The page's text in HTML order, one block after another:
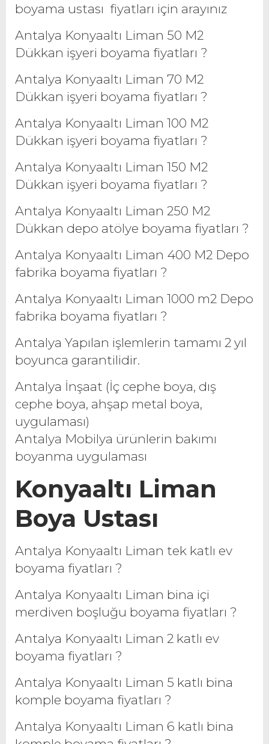
boyama ustası fiyatları için arayınız
Antalya Konyaaltı Liman 50 M2
Dükkan işyeri boyama fiyatları ?
Antalya Konyaaltı Liman 70 M2
Dükkan işyeri boyama fiyatları ?
Antalya Konyaaltı Liman 100 M2
Dükkan işyeri boyama fiyatları ?
Antalya Konyaaltı Liman 150 M2
Dükkan işyeri boyama fiyatları ?
Antalya Konyaaltı Liman 250 M2
Dükkan depo atölye boyama fiyatları ?
Antalya Konyaaltı Liman 400 M2 Depo
fabrika boyama fiyatları ?
Antalya Konyaaltı Liman 1000 m2 Depo
fabrika boyama fiyatları ?
Antalya Yapılan işlemlerin tamamı 2 yıl
boyunca garantilidir.
Antalya İnşaat (İç cephe boya, dış
cephe boya, ahşap metal boya,
uygulaması)
Antalya Mobilya ürünlerin bakımı
boyanma uygulaması
Konyaaltı Liman
Boya Ustası
Antalya Konyaaltı Liman tek katlı ev
boyama fiyatları ?
Antalya Konyaaltı Liman bina içi
merdiven boşluğu boyama fiyatları ?
Antalya Konyaaltı Liman 2 katlı ev
boyama fiyatları ?
Antalya Konyaaltı Liman 5 katlı bina
komple boyama fiyatları ?
Antalya Konyaaltı Liman 6 katlı bina